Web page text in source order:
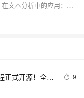
【10月更文挑战第9天】自然语言处理（NLP）在文本分析中的应用：从「被动收集」到「主动分析」
正式开源！全书
9